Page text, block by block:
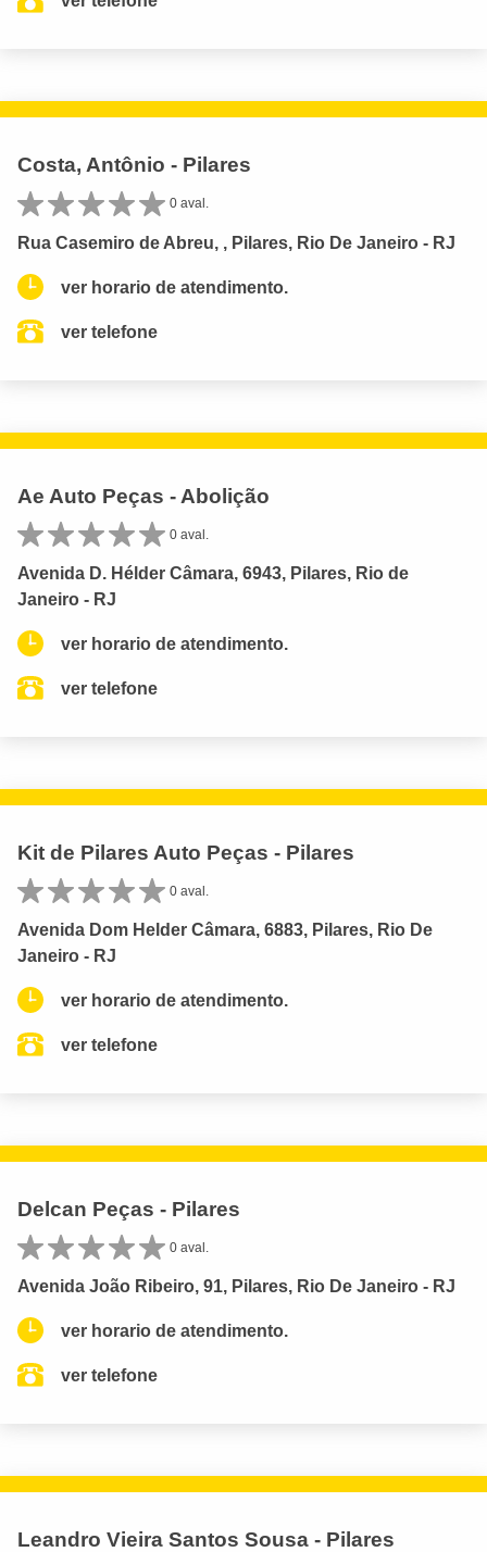
Costa, Antônio - Pilares
0 aval.
Rua Casemiro de Abreu, , Pilares, Rio De Janeiro - RJ
ver horario de atendimento.
ver telefone
Ae Auto Peças - Abolição
0 aval.
Avenida D. Hélder Câmara, 6943, Pilares, Rio de
Janeiro - RJ
ver horario de atendimento.
ver telefone
Kit de Pilares Auto Peças - Pilares
0 aval.
Avenida Dom Helder Câmara, 6883, Pilares, Rio De
Janeiro - RJ
ver horario de atendimento.
ver telefone
Delcan Peças - Pilares
0 aval.
Avenida João Ribeiro, 91, Pilares, Rio De Janeiro - RJ
ver horario de atendimento.
ver telefone
Leandro Vieira Santos Sousa - Pilares